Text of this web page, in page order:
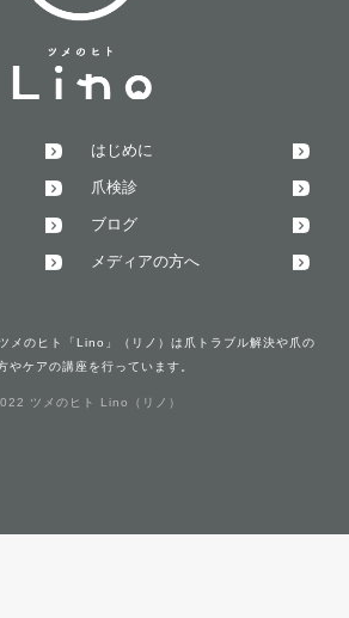
はじめに
爪検診
ブログ
メディアの方へ
メのヒト「Lino」（リノ）は爪トラブル解決や爪の
やケアの講座を行っています。
ツメのヒト Lino（リノ）